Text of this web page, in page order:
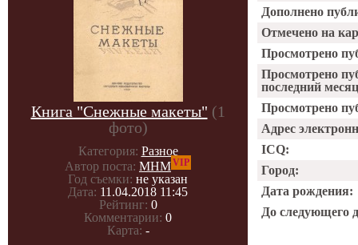
Книга "Снежные макеты" (1
фото)
Категория: Разное
Автор поста: МНМVIP
Год съемки: не указан
Дата: 11.04.2018 11:45
Рейтинг: 0
Комментарии: 0
Карта: -
Дополнено
Отмечено на
Просмотрено
Просмотрено
последний
Просмотрено
Адрес
ICQ:
Город:
Дата рождения:
До следующего